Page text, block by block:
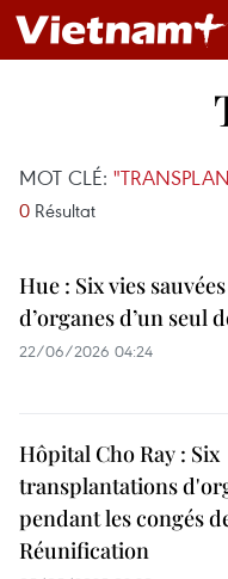
MOT CLÉ:
0 Résultat
Hue : Six vies
d’organes d’un seul
22/06/2026 04:24
Hôpital Cho Ray : Six
transplantations
pendant les congés
Réunification